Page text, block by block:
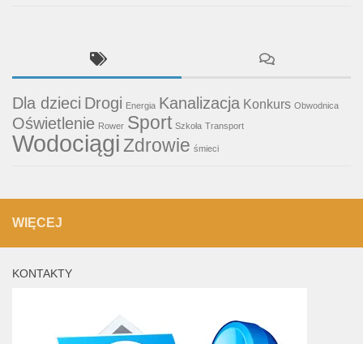
Dla dzieci Drogi Energia Kanalizacja Konkurs Obwodnica
Oświetlenie Rower Sport Szkoła Transport
WodociągiZdrowie śmieci
WIĘCEJ
KONTAKTY